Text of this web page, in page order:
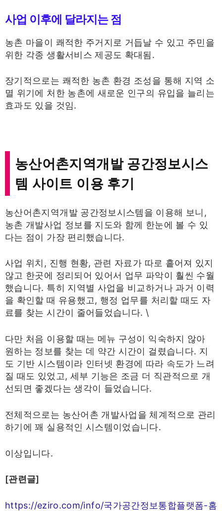
사업 이후에 달라지는 점
농촌 마을이 쾌적한 주거지로 거듭날 수 있고 주민을
위한 각종 생활서비스 제공도 확대됨.
장기적으로는 쾌적한 농촌 환경 조성을 통해 지역 소
멸 위기에 처한 농촌에 새로운 인구의 유입을 늘리는
효과도 있을 것임.
농산어촌지역개발 공간정보시스
템 사이트 이용 후기
농산어촌지역개발 공간정보시스템을 이용해 보니,
농촌 개발사업 정보를 지도와 함께 한눈에 볼 수 있
다는 점이 가장 편리했습니다.
사업 위치, 진행 현황, 관련 자료가 따로 흩어져 있지
않고 한곳에 정리되어 있어서 업무 파악이 훨씬 수월
했습니다. 특히 지역별 사업을 비교하거나 과거 이력
을 확인할 때 유용했고, 행정 업무를 처리할 때도 자
료를 찾는 시간이 줄어들었습니다. \
다만 처음 이용할 때는 메뉴 구성이 익숙하지 않아
원하는 정보를 찾는 데 약간 시간이 걸렸습니다. 지
도 기반 시스템이라 인터넷 환경에 따라 속도가 느려
질 때도 있었고, 세부 기능은 조금 더 직관적으로 개
선되면 좋겠다는 생각이 들었습니다.
전체적으로는 농산어촌 개발사업을 체계적으로 관리
하기에 꽤 실용적인 시스템이었습니다.
이상입니다.
[관련글]
https://eziro.com/info/국가공간정보통합플랫폼-홈